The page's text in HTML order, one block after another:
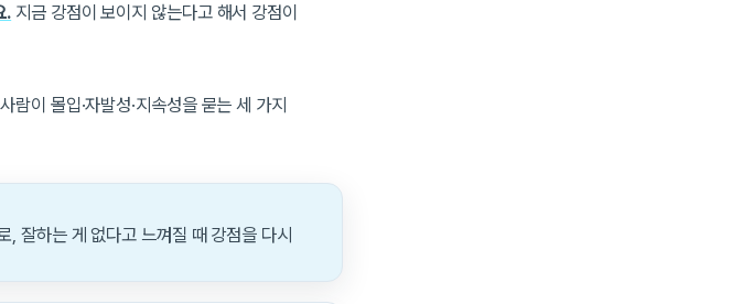
. 지금 강점이 보이지 않는다고 해서 강점이
람이 몰입·자발성·지속성을 묻는 세 가지
, 잘하는 게 없다고 느껴질 때 강점을 다시